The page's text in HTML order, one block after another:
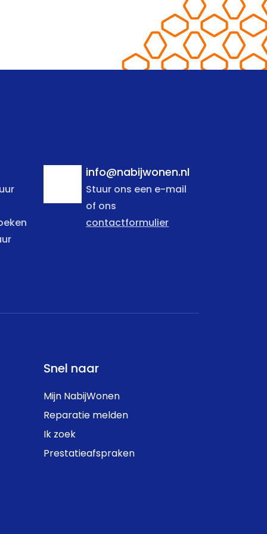
info@nabijwonen.nl
Stuur ons een e-mail
of ons
contactformulier
Snel naar
Mijn NabijWonen
Reparatie melden
Ik zoek
Prestatieafspraken